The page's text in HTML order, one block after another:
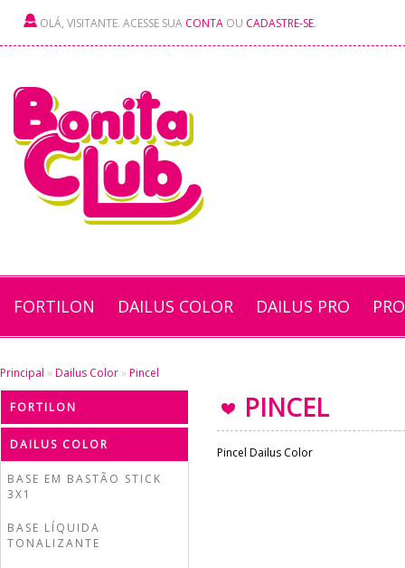
OLÁ, VISITANTE. ACESSE SUA CONTA OU CADASTRE-SE.
FORTILON DAILUS COLOR DAILUS PRO
Principal » Dailus Color » Pincel
FORTILON
DAILUS COLOR
BASE EM BASTÃO STICK
3X1
BASE LÍQUIDA
TONALIZANTE
PINCEL
Pincel Dailus Color